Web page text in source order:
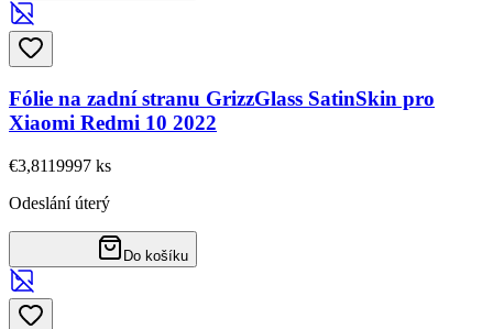
Fólie na zadní stranu GrizzGlass SatinSkin pro
Xiaomi Redmi 10 2022
€3,8119997 ks
Odeslání úterý
Do košíku